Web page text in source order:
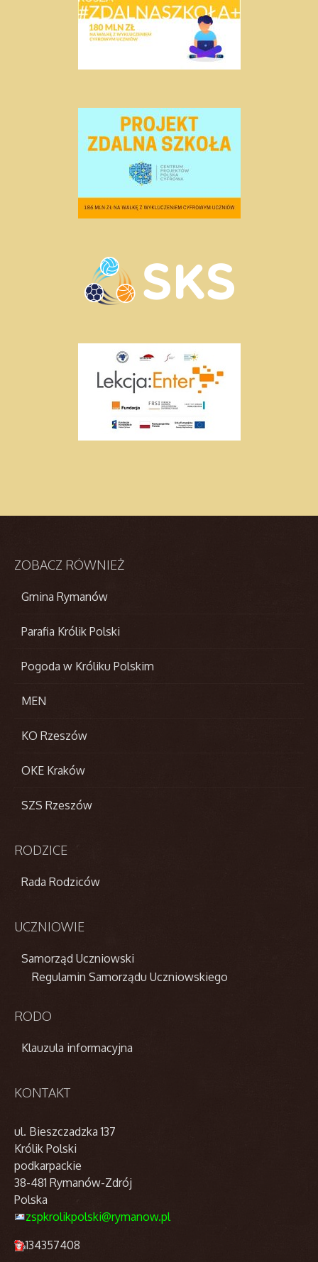
ZOBACZ RÓWNIEŻ
Gmina Rymanów
Parafia Królik Polski
Pogoda w Króliku Polskim
MEN
KO Rzeszów
OKE Kraków
SZS Rzeszów
RODZICE
Rada Rodziców
UCZNIOWIE
Samorząd Uczniowski
Regulamin Samorządu Uczniowskiego
RODO
Klauzula informacyjna
KONTAKT
ul. Bieszczadzka 137
Królik Polski
podkarpackie
38-481 Rymanów-Zdrój
Polska
zspkrolikpolski@rymanow.pl
134357408